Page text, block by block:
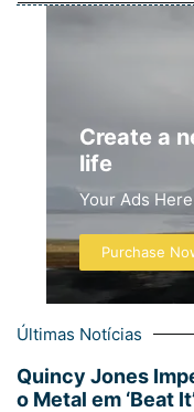
Create a
life
Your Ads
Purchase
Últimas Notícias
Quincy Jones
o Metal em ‘Beat